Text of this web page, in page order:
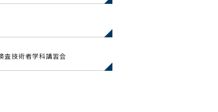
査技術者学科講習会